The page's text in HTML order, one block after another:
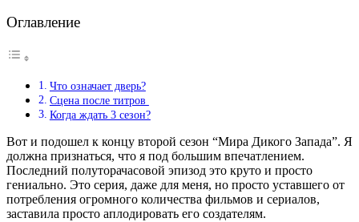
Оглавление
Что означает дверь?
Сцена после титров
Когда ждать 3 сезон?
Вот и подошел к концу второй сезон “Мира Дикого Запада”. Я
должна признаться, что я под большим впечатлением.
Последний полуторачасовой эпизод это круто и просто
гениально. Это серия, даже для меня, но просто уставшего от
потребления огромного количества фильмов и сериалов,
заставила просто аплодировать его создателям.